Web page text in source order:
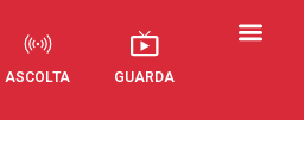
ASCOLTA GUARDA